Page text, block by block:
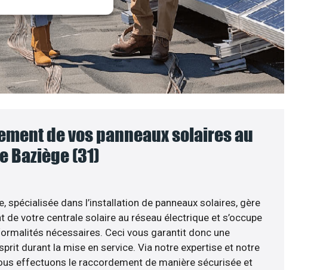
de vos panneaux solaires au
Baziège (31)
spécialisée dans l’installation de panneaux solaires, gère
de votre centrale solaire au réseau électrique et s’occupe
nécessaires. Ceci vous garantit donc une
durant la mise en service. Via notre expertise et notre
effectuons le raccordement de manière sécurisée et